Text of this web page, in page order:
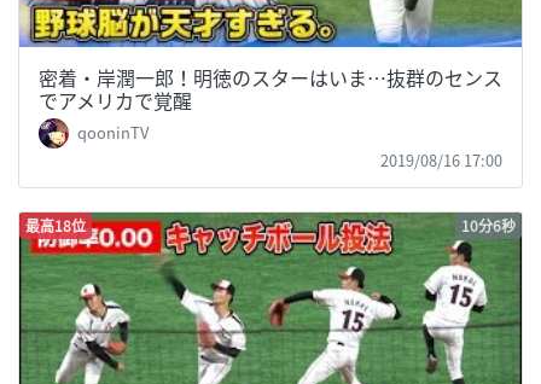
密着・岸潤一郎！明徳のスターはいま…抜群のセンス
でアメリカで覚醒
qooninTV
2019/08/16 17:00
最高18位 10分6秒